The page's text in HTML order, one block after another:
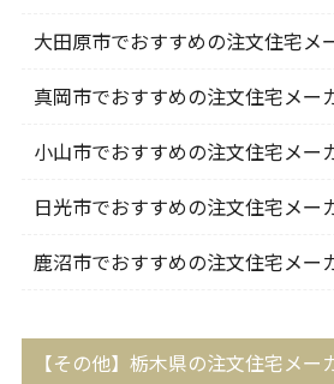
大田原市でおすすめの注文住宅メ
真岡市でおすすめの注文住宅メー
小山市でおすすめの注文住宅メー
日光市でおすすめの注文住宅メー
鹿沼市でおすすめの注文住宅メー
【その他】栃木県の注文住宅メー